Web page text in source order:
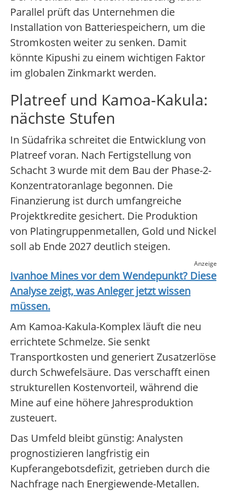
Parallel prüft das Unternehmen die
Installation von Batteriespeichern, um die
Stromkosten weiter zu senken. Damit
könnte Kipushi zu einem wichtigen Faktor
im globalen Zinkmarkt werden.
Platreef und Kamoa-Kakula:
nächste Stufen
In Südafrika schreitet die Entwicklung von
Platreef voran. Nach Fertigstellung von
Schacht 3 wurde mit dem Bau der Phase-2-
Konzentratoranlage begonnen. Die
Finanzierung ist durch umfangreiche
Projektkredite gesichert. Die Produktion
von Platingruppenmetallen, Gold und Nickel
soll ab Ende 2027 deutlich steigen.
Anzeige
Ivanhoe Minesvor dem Wendepunkt? Diese
Analyse zeigt, was Anleger jetzt wissen
müssen.
Am Kamoa-Kakula-Komplex läuft die neu
errichtete Schmelze. Sie senkt
Transportkosten und generiert Zusatzerlöse
durch Schwefelsäure. Das verschafft einen
strukturellen Kostenvorteil, während die
Mine auf eine höhere Jahresproduktion
zusteuert.
Das Umfeld bleibt günstig: Analysten
prognostizieren langfristig ein
Kupferangebotsdefizit, getrieben durch die
Nachfrage nach Energiewende-Metallen.